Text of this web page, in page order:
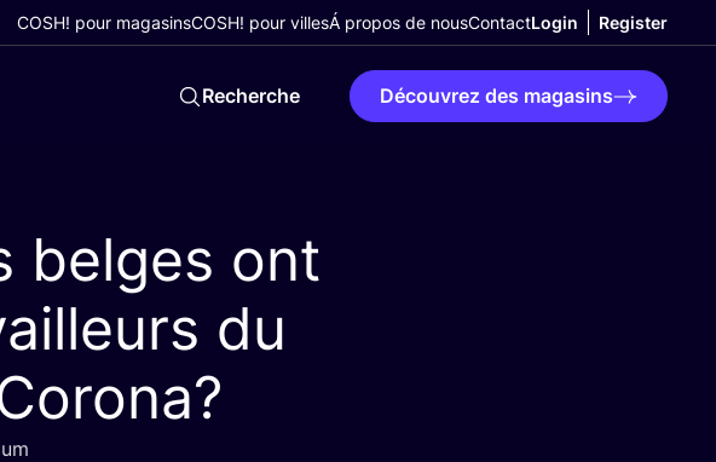
COSH! pour magasinsCOSH! pour villesÁ propos de nousContactLogin Register
Recherche Découvrez des magasins
belges ont
du